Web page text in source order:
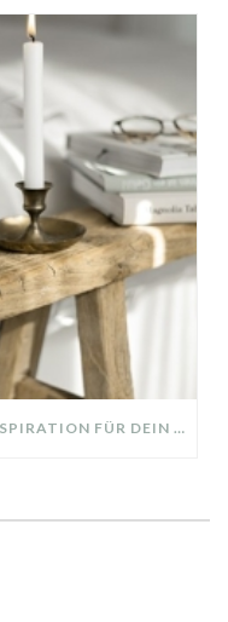
SCHLAFZIMMER MAKEOVER – INSPIRATION FÜR DEIN SCHLAFZIMMER: AUS ALT MACH NEU – HELL, GEMÜTLICH UND EINLADEND